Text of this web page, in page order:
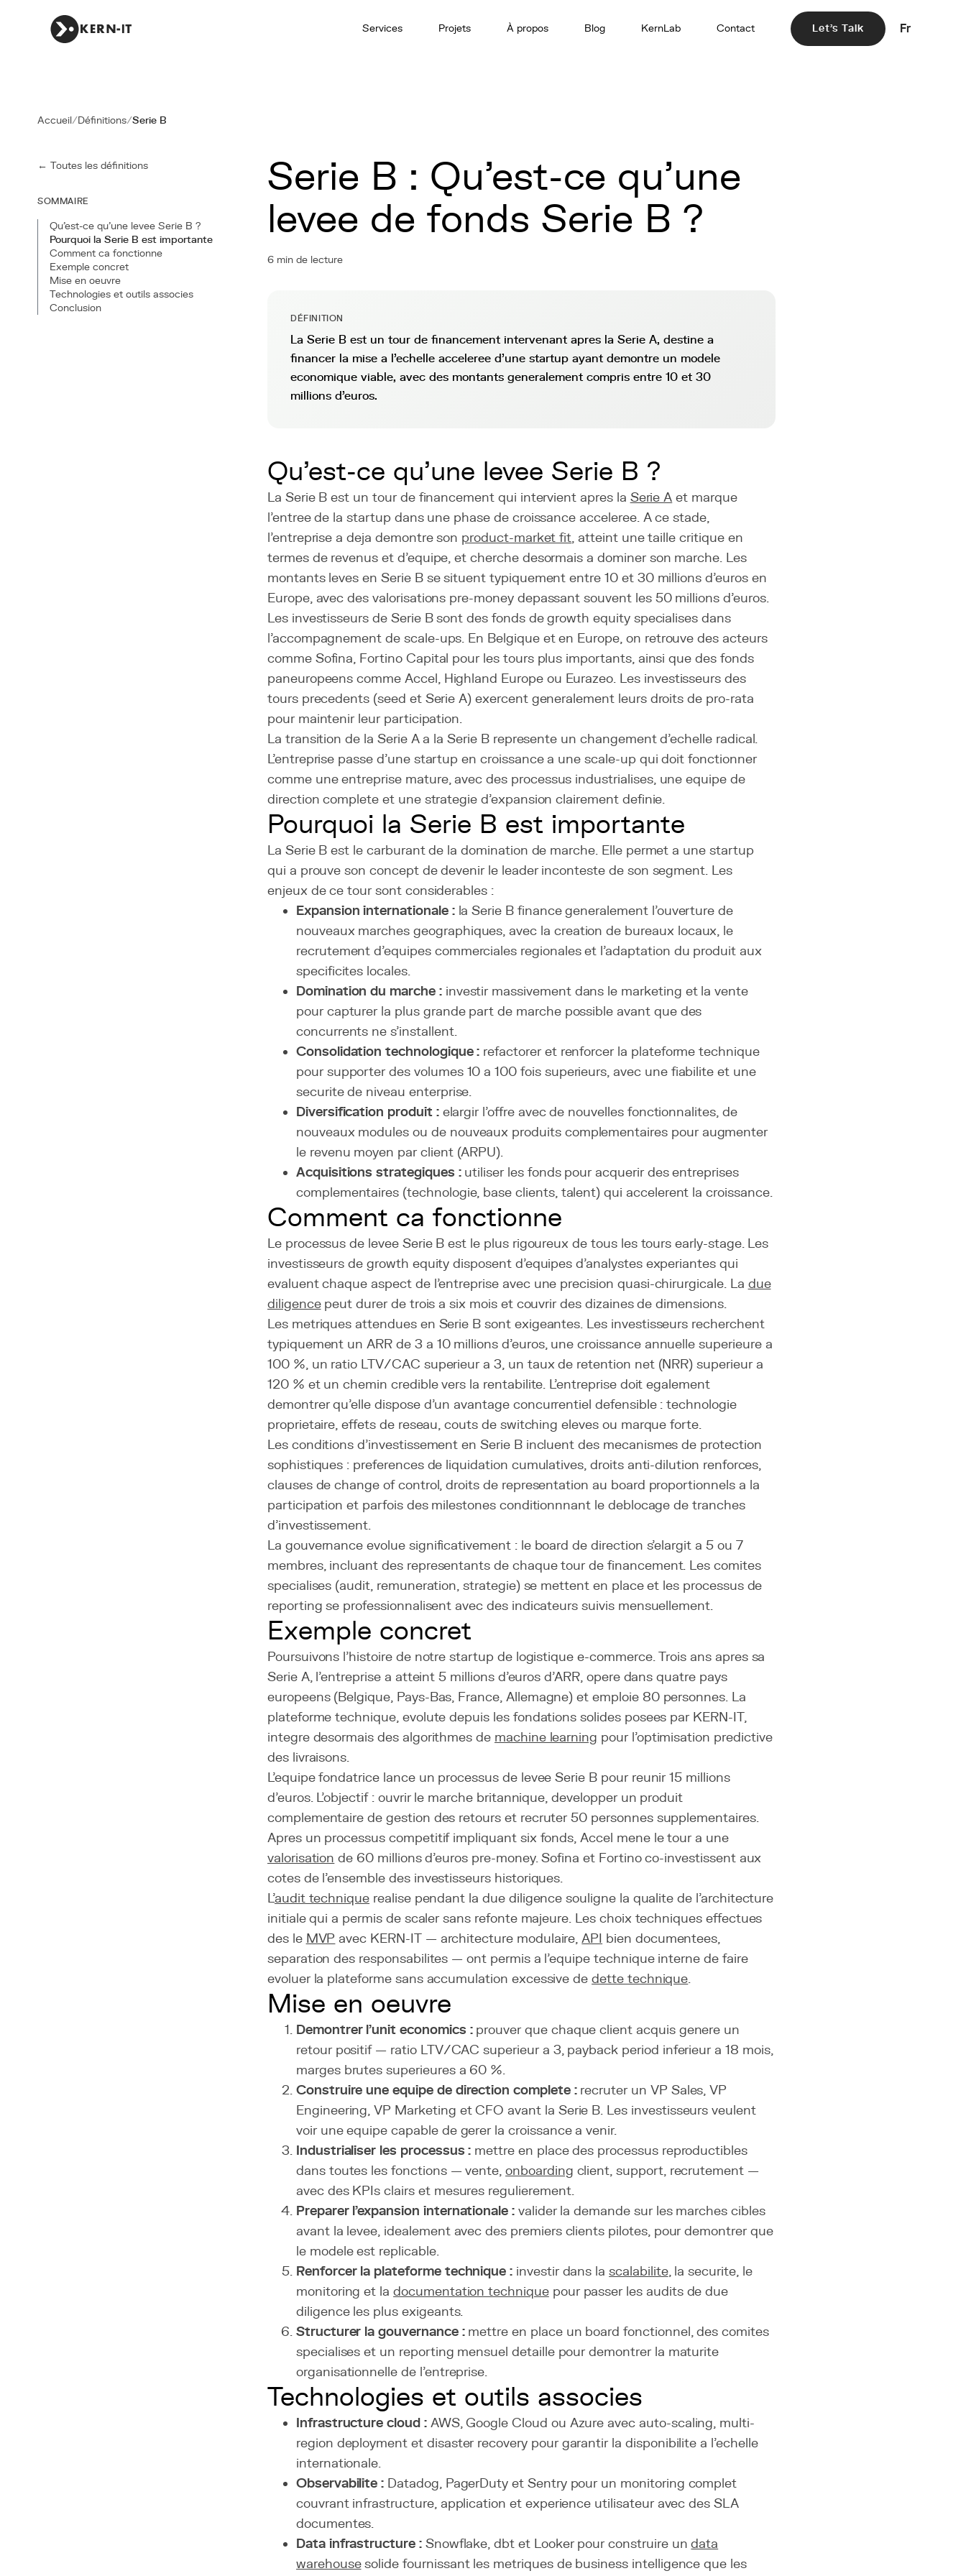
Services Projets À propos Blog KernLab Contact Let's Talk Fr
Accueil/Définitions/Serie B
← Toutes les définitions
SOMMAIRE
Qu'est-ce qu'une levee Serie B ?
Pourquoi la Serie B est importante
Comment ca fonctionne
Exemple concret
Mise en oeuvre
Technologies et outils associes
Conclusion
Serie B : Qu'est-ce qu'une
levee de fonds Serie B ?
6 min de lecture
DÉFINITION
La Serie B est un tour de financement intervenant apres la Serie A, destine a
financer la mise a l'echelle acceleree d'une startup ayant demontre un modele
economique viable, avec des montants generalement compris entre 10 et 30
millions d'euros.
Qu'est-ce qu'une levee Serie B ?
La Serie B est un tour de financement qui intervient apres la Serie A et marque
l'entree de la startup dans une phase de croissance acceleree. A ce stade,
l'entreprise a deja demontre son product-market fit, atteint une taille critique en
termes de revenus et d'equipe, et cherche desormais a dominer son marche. Les
montants leves en Serie B se situent typiquement entre 10 et 30 millions d'euros en
Europe, avec des valorisations pre-money depassant souvent les 50 millions d'euros.
Les investisseurs de Serie B sont des fonds de growth equity specialises dans
l'accompagnement de scale-ups. En Belgique et en Europe, on retrouve des acteurs
comme Sofina, Fortino Capital pour les tours plus importants, ainsi que des fonds
paneuropeens comme Accel, Highland Europe ou Eurazeo. Les investisseurs des
tours precedents (seed et Serie A) exercent generalement leurs droits de pro-rata
pour maintenir leur participation.
La transition de la Serie A a la Serie B represente un changement d'echelle radical.
L'entreprise passe d'une startup en croissance a une scale-up qui doit fonctionner
comme une entreprise mature, avec des processus industrialises, une equipe de
direction complete et une strategie d'expansion clairement definie.
Pourquoi la Serie B est importante
La Serie B est le carburant de la domination de marche. Elle permet a une startup
qui a prouve son concept de devenir le leader inconteste de son segment. Les
enjeux de ce tour sont considerables :
Expansion internationale :la Serie B finance generalement l'ouverture de
nouveaux marches geographiques, avec la creation de bureaux locaux, le
recrutement d'equipes commerciales regionales et l'adaptation du produit aux
specificites locales.
Domination du marche :investir massivement dans le marketing et la vente
pour capturer la plus grande part de marche possible avant que des
concurrents ne s'installent.
Consolidation technologique : refactorer et renforcer la plateforme technique
pour supporter des volumes 10 a 100 fois superieurs, avec une fiabilite et une
securite de niveau enterprise.
Diversification produit :elargir l'offre avec de nouvelles fonctionnalites, de
nouveaux modules ou de nouveaux produits complementaires pour augmenter
le revenu moyen par client (ARPU).
Acquisitions strategiques :utiliser les fonds pour acquerir des entreprises
complementaires (technologie, base clients, talent) qui accelerent la croissance.
Comment ca fonctionne
Le processus de levee Serie B est le plus rigoureux de tous les tours early-stage. Les
investisseurs de growth equity disposent d'equipes d'analystes experiantes qui
evaluent chaque aspect de l'entreprise avec une precision quasi-chirurgicale. La due
diligencepeut durer de trois a six mois et couvrir des dizaines de dimensions.
Les metriques attendues en Serie B sont exigeantes. Les investisseurs recherchent
typiquement un ARR de 3 a 10 millions d'euros, une croissance annuelle superieure a
100 %, un ratio LTV/CAC superieur a 3, un taux de retention net (NRR) superieur a
120 % et un chemin credible vers la rentabilite. L'entreprise doit egalement
demontrer qu'elle dispose d'un avantage concurrentiel defensible : technologie
proprietaire, effets de reseau, couts de switching eleves ou marque forte.
Les conditions d'investissement en Serie B incluent des mecanismes de protection
sophistiques : preferences de liquidation cumulatives, droits anti-dilution renforces,
clauses de change of control, droits de representation au board proportionnels a la
participation et parfois des milestones conditionnnant le deblocage de tranches
d'investissement.
La gouvernance evolue significativement : le board de direction s'elargit a 5 ou 7
membres, incluant des representants de chaque tour de financement. Les comites
specialises (audit, remuneration, strategie) se mettent en place et les processus de
reporting se professionnalisent avec des indicateurs suivis mensuellement.
Exemple concret
Poursuivons l'histoire de notre startup de logistique e-commerce. Trois ans apres sa
Serie A, l'entreprise a atteint 5 millions d'euros d'ARR, opere dans quatre pays
europeens (Belgique, Pays-Bas, France, Allemagne) et emploie 80 personnes. La
plateforme technique, evolute depuis les fondations solides posees par KERN-IT,
integre desormais des algorithmes de machine learning pour l'optimisation predictive
des livraisons.
L'equipe fondatrice lance un processus de levee Serie B pour reunir 15 millions
d'euros. L'objectif : ouvrir le marche britannique, developper un produit
complementaire de gestion des retours et recruter 50 personnes supplementaires.
Apres un processus competitif impliquant six fonds, Accel mene le tour a une
valorisation de 60 millions d'euros pre-money. Sofina et Fortino co-investissent aux
cotes de l'ensemble des investisseurs historiques.
L'audit technique realise pendant la due diligence souligne la qualite de l'architecture
initiale qui a permis de scaler sans refonte majeure. Les choix techniques effectues
des le MVP avec KERN-IT — architecture modulaire,API bien documentees,
separation des responsabilites — ont permis a l'equipe technique interne de faire
evoluer la plateforme sans accumulation excessive dedette technique.
Mise en oeuvre
Demontrer l'unit economics :prouver que chaque client acquis genere un
retour positif — ratio LTV/CAC superieur a 3, payback period inferieur a 18 mois,
marges brutes superieures a 60 %.
Construire une equipe de direction complete :recruter un VP Sales, VP
Engineering, VP Marketing et CFO avant la Serie B. Les investisseurs veulent
voir une equipe capable de gerer la croissance a venir.
Industrialiser les processus : mettre en place des processus reproductibles
dans toutes les fonctions — vente,onboarding client, support, recrutement —
avec des KPIs clairs et mesures regulierement.
Preparer l'expansion internationale :valider la demande sur les marches cibles
avant la levee, idealement avec des premiers clients pilotes, pour demontrer que
le modele est replicable.
Renforcer la plateforme technique : investir dans lascalabilite, la securite, le
monitoring et ladocumentation techniquepour passer les audits de due
diligence les plus exigeants.
Structurer la gouvernance :mettre en place un board fonctionnel, des comites
specialises et un reporting mensuel detaille pour demontrer la maturite
organisationnelle de l'entreprise.
Technologies et outils associes
Infrastructure cloud :AWS, Google Cloud ou Azure avec auto-scaling, multi-
region deployment et disaster recovery pour garantir la disponibilite a l'echelle
internationale.
Observabilite : Datadog, PagerDuty et Sentry pour un monitoring complet
couvrant infrastructure, application et experience utilisateur avec des SLA
documentes.
Data infrastructure :Snowflake, dbt et Looker pour construire undata
warehousesolide fournissant les metriques de business intelligence que les